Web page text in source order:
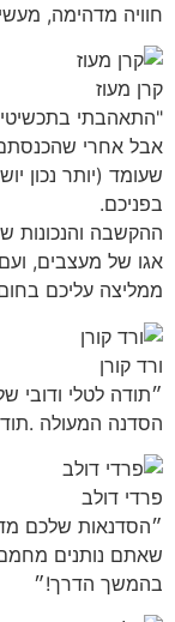
חוויה מדהימה,
קרן מעוז
"התאהבתי
אבל אחרי
שעומד (יותר נכון
בפניכם.
ההקשבה והנכונות
אגו של מעצבים,
ממליצה עליכם
ורד קורן
״תודה לטלי ודובי
הסדנה המעולה
פרדי דולב
״הסדנאות שלכם
שאתם נותנים
בהמשך הדרך!״